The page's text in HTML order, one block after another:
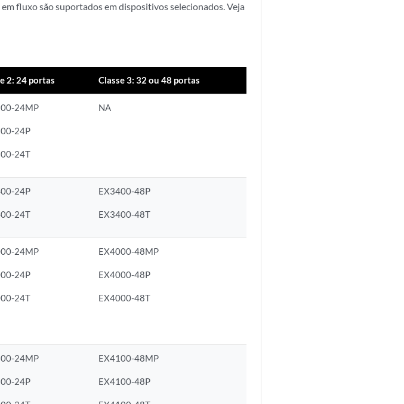
fluxo são suportados em dispositivos selecionados. Veja
2: 24 portas Classe 3: 32 ou 48 portas
24MP
24P
24T
NA
24P
24T
EX3400-48P
EX3400-48T
24MP
24P
24T
EX4000-48MP
EX4000-48P
EX4000-48T
24MP
24P
EX4100-48MP
EX4100-48P